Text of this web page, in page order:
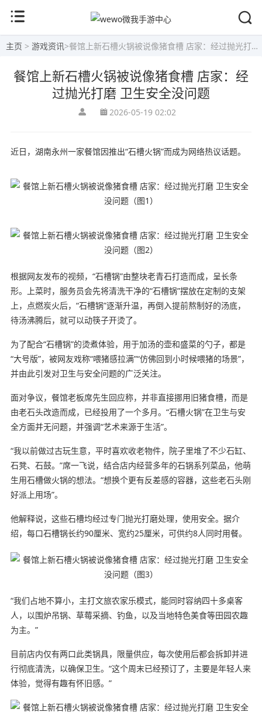
主页 > 游戏资讯>餐馆上新石槽火锅被说像猪食槽 店家：经过抛光打磨 卫生安全没问题
餐馆上新石槽火锅被说像猪食槽 店家：经
过抛光打磨 卫生安全没问题
2026-05-19 02:02
近日，湖南永州一家餐馆因推出“石槽火锅”而成为网络热议话题。
根据网友发布的视频，“石槽锅”由整块老青石打造而成，呈长条
形。上菜时，服务员会先将清洗干净的“石槽锅”摆放在定制的支架
上，点燃炭火后，“石槽锅”逐渐升温，再倒入提前熬制好的汤底，
待汤沸腾后，就可以动筷子开烫了。
为了配合“石槽锅”的烫煮体验，用于加汤的壶和盛菜的勺子，都是
“大号版”，被网友戏称“喂猪感拉满”“仿佛回到小时候喂猪的场景”，
并由此引发对卫生与安全问题的广泛关注。
面对争议，餐馆老板席先生回应称，并非直接挪用旧猪食槽，而是
由老石头改造而成，已经投用了一个多月。“石槽火锅”在卫生与安
全方面并无问题，并强调“艺术来源于生活”。
“我以前做过古玩生意，平时喜欢收老物件，院子里堆了不少石缸、
石凳、石鼓。”席一飞说，结合店内经营多年的石锅系列菜品，他萌
生用石槽做火锅的想法。“想换个更有反差感的容器，这些老石头刚
好派上用场”。
他解释说，这些石槽均经过专门抛光打磨处理，使用安全。据介
绍，每口石槽锅长约90厘米、宽约25厘米，可供约8人同时用餐。
“我们占地不算小，主打文旅农家乐模式，能同时容纳四十多桌客
人，以围炉吊锅、草莓采摘、钓鱼，以及当地特色美食等田园农趣
为主。”
目前店内仅有两口此类锅具，限量供应，每次使用后都会拆卸并进
行彻底清洗，以确保卫生。“这个周末已经预订了，主要是年轻人来
体验，觉得有趣有怀旧感。”